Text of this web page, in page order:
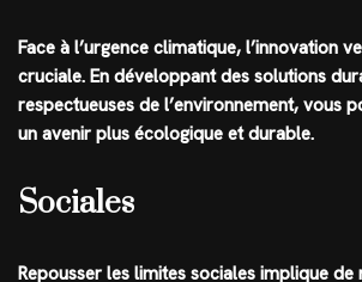
Face à l’urgence climatique, l’innovation
cruciale. En développant des solutions
respectueuses de l’environnement, vous
un avenir plus écologique et durable.
Sociales
Repousser les limites sociales implique